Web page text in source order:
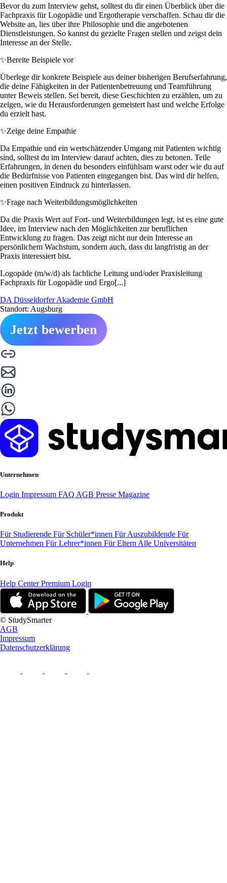
Bevor du zum Interview gehst, solltest du dir einen Überblick über die
Fachpraxis für Logopädie und Ergotherapie verschaffen. Schau dir die
Website an, lies über ihre Philosophie und die angebotenen
Dienstleistungen. So kannst du gezielte Fragen stellen und zeigst dein
Interesse an der Stelle.
✨Bereite Beispiele vor
Überlege dir konkrete Beispiele aus deiner bisherigen Berufserfahrung,
die deine Fähigkeiten in der Patientenbetreuung und Teamführung
unter Beweis stellen. Sei bereit, diese Geschichten zu erzählen, um zu
zeigen, wie du Herausforderungen gemeistert hast und welche Erfolge
du erzielt hast.
✨Zeige deine Empathie
Da Empathie und ein wertschätzender Umgang mit Patienten wichtig
sind, solltest du im Interview darauf achten, dies zu betonen. Teile
Erfahrungen, in denen du besonders einfühlsam warst oder wie du auf
die Bedürfnisse von Patienten eingegangen bist. Das wird dir helfen,
einen positiven Eindruck zu hinterlassen.
✨Frage nach Weiterbildungsmöglichkeiten
Da die Praxis Wert auf Fort- und Weiterbildungen legt, ist es eine gute
Idee, im Interview nach den Möglichkeiten zur beruflichen
Entwicklung zu fragen. Das zeigt nicht nur dein Interesse an
persönlichem Wachstum, sondern auch, dass du langfristig an der
Praxis interessiert bist.
Logopäde (m/w/d) als fachliche Leitung und/oder Praxisleitung
Fachpraxis für Logopädie und Ergo[...]
DA Düsseldorfer Akademie GmbH
Standort: Augsburg
Jetzt bewerben
Unternehmen
Login Impressum FAQ AGB Presse Magazine
Produkt
Für Studierende Für Schüler*innen Für Auszubildende Für
Unternehmen Für Lehrer*innen Für Eltern Alle Universitäten
Help
Help CenterPremium Login
© StudySmarter
AGB
Impressum
Datenschutzerklärung